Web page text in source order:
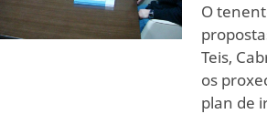
O
Teis,
os
plan de